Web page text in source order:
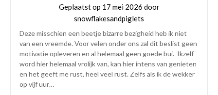
Geplaatst op 17 mei 2026 door
snowflakesandpiglets
Deze misschien een beetje bizarre bezigheid heb ik niet
van een vreemde. Voor velen onder ons zal dit beslist geen
motivatie opleveren en al helemaal geen goede bui. Ikzelf
word hier helemaal vrolijk van, kan hier intens van genieten
en het geeft me rust, heel veel rust. Zelfs als ik de wekker
op vijf uur…